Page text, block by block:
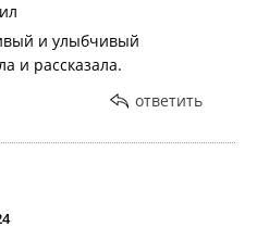
и улыбчивый
и рассказала.
ответить